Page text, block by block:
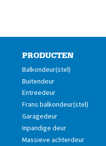
PRODUCTEN
Balkondeur(stel)
Buitendeur
Entreedeur
Frans balkondeur(stel)
Garagedeur
Inpandige deur
Massieve achterdeur